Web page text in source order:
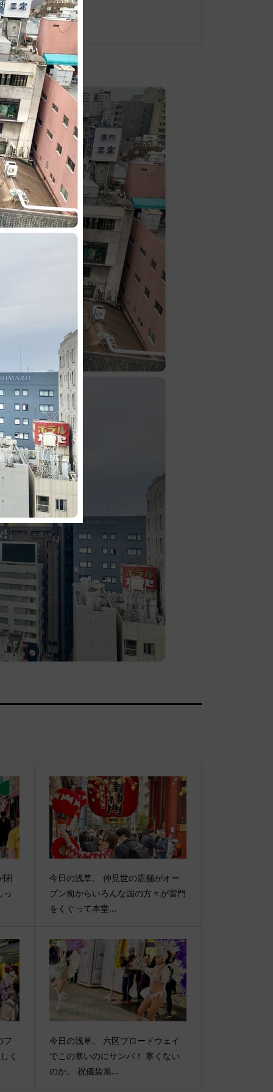
閉
っ
今日の浅草。 仲見世の店舗がオー
プン前からいろんな国の方々が雷門
をくぐって本堂...
フ
く
今日の浅草。 六区ブロードウェイ
でこの寒いのにサンバ！ 寒くない
のか。 祝儀袋旭...